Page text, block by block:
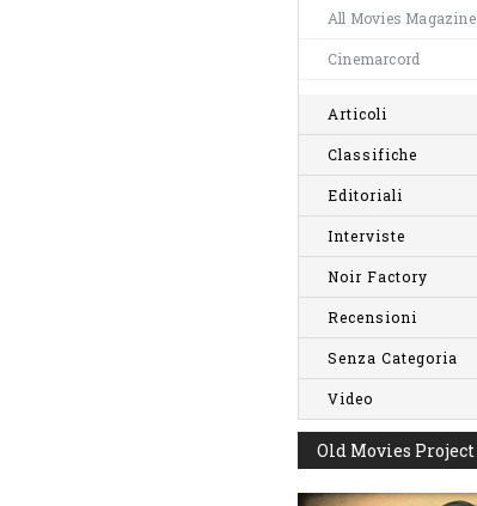
All Movies Magazine
Cinemarcord
Articoli
Classifiche
Editoriali
Interviste
Noir Factory
Recensioni
Senza Categoria
Video
Old Movies Project